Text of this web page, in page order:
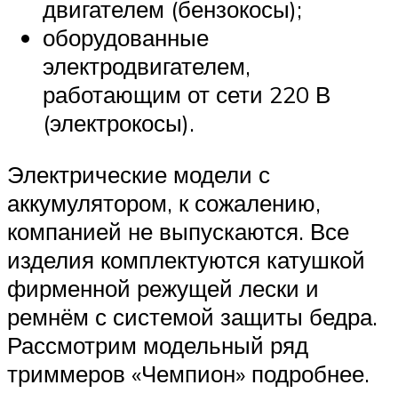
двигателем (бензокосы);
оборудованные
электродвигателем,
работающим от сети 220 В
(электрокосы).
Электрические модели с
аккумулятором, к сожалению,
компанией не выпускаются. Все
изделия комплектуются катушкой
фирменной режущей лески и
ремнём с системой защиты бедра.
Рассмотрим модельный ряд
триммеров «Чемпион» подробнее.